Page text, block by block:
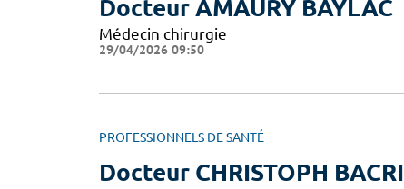
Docteur AMAURY BAYLAC
Médecin chirurgie
29/04/2026 09:50
PROFESSIONNELS DE SANTÉ
Docteur CHRISTOPH BACRI